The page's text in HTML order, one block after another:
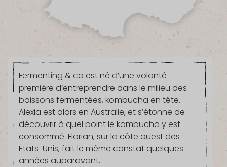
Fermenting & co est né d’une volonté
première d’entreprendre dans le milieu des
boissons fermentées, kombucha en tête.
Alexia est alors en Australie, et s’étonne de
découvrir à quel point le kombucha y est
consommé. Florian, sur la côte ouest des
Etats-Unis, fait le même constat quelques
années auparavant.